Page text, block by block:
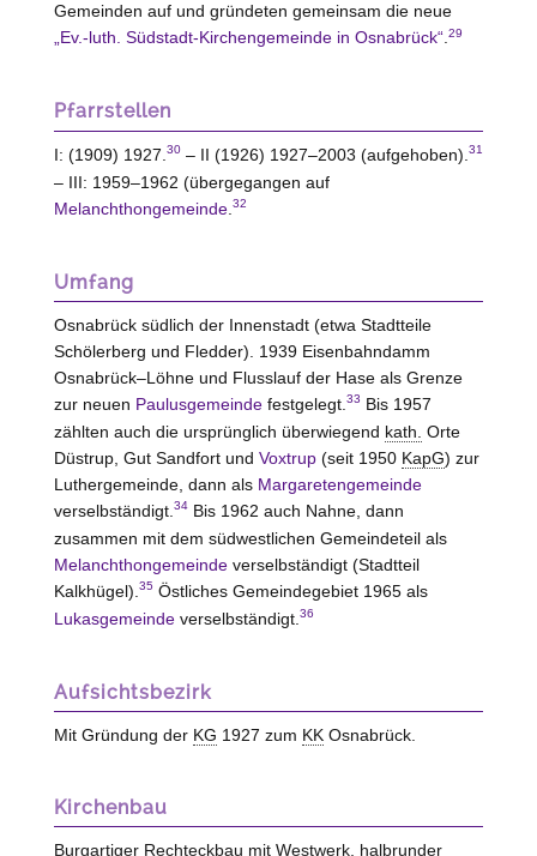
Gemeinden auf und gründeten gemeinsam die neue
„Ev.-luth. Südstadt-Kirchengemeinde in Osnabrück“.29
Pfarrstellen
I: (1909) 1927. 30– II (1926) 1927–2003 (aufgehoben). 31
– III: 1959–1962 (übergegangen auf
Melanchthongemeinde. 32
Umfang
Osnabrück südlich der Innenstadt (etwa Stadtteile
Schölerberg und Fledder). 1939 Eisenbahndamm
Osnabrück–Löhne und Flusslauf der Hase als Grenze
zur neuen Paulusgemeindefestgelegt. 33 Bis 1957
zählten auch die ursprünglich überwiegend kath. Orte
Düstrup, Gut Sandfort und Voxtrup(seit 1950 KapG) zur
Luthergemeinde, dann als Margaretengemeinde
verselbständigt. 34Bis 1962 auch Nahne, dann
zusammen mit dem südwestlichen Gemeindeteil als
Melanchthongemeindeverselbständigt (Stadtteil
Kalkhügel). 35Östliches Gemeindegebiet 1965 als
Lukasgemeindeverselbständigt. 36
Aufsichtsbezirk
Mit Gründung der KG 1927 zum KKOsnabrück.
Kirchenbau
Burgartiger Rechteckbau mit Westwerk, halbrunder